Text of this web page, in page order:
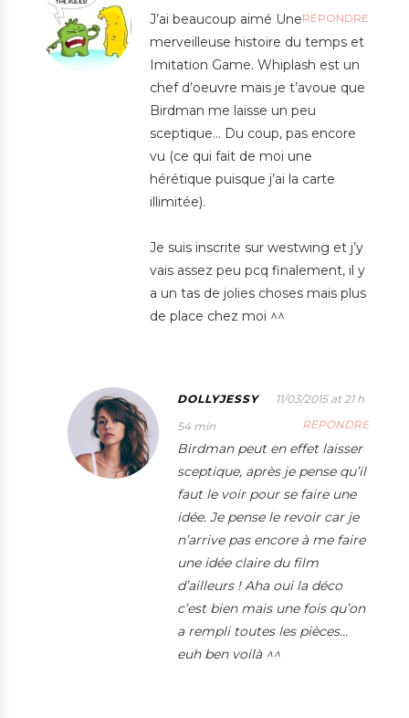
RÉPONDRE
J’ai beaucoup aimé Une
merveilleuse histoire du temps et
Imitation Game. Whiplash est un
chef d’oeuvre mais je t’avoue que
Birdman me laisse un peu
sceptique… Du coup, pas encore
vu (ce qui fait de moi une
hérétique puisque j’ai la carte
illimitée).
Je suis inscrite sur westwing et j’y
vais assez peu pcq finalement, il y
a un tas de jolies choses mais plus
de place chez moi ^^
DOLLYJESSY
11/03/2015 at 21 h
54 min
RÉPONDRE
Birdman peut en effet laisser
sceptique, après je pense qu’il
faut le voir pour se faire une
idée. Je pense le revoir car je
n’arrive pas encore à me faire
une idée claire du film
d’ailleurs ! Aha oui la déco
c’est bien mais une fois qu’on
a rempli toutes les pièces…
euh ben voilà ^^